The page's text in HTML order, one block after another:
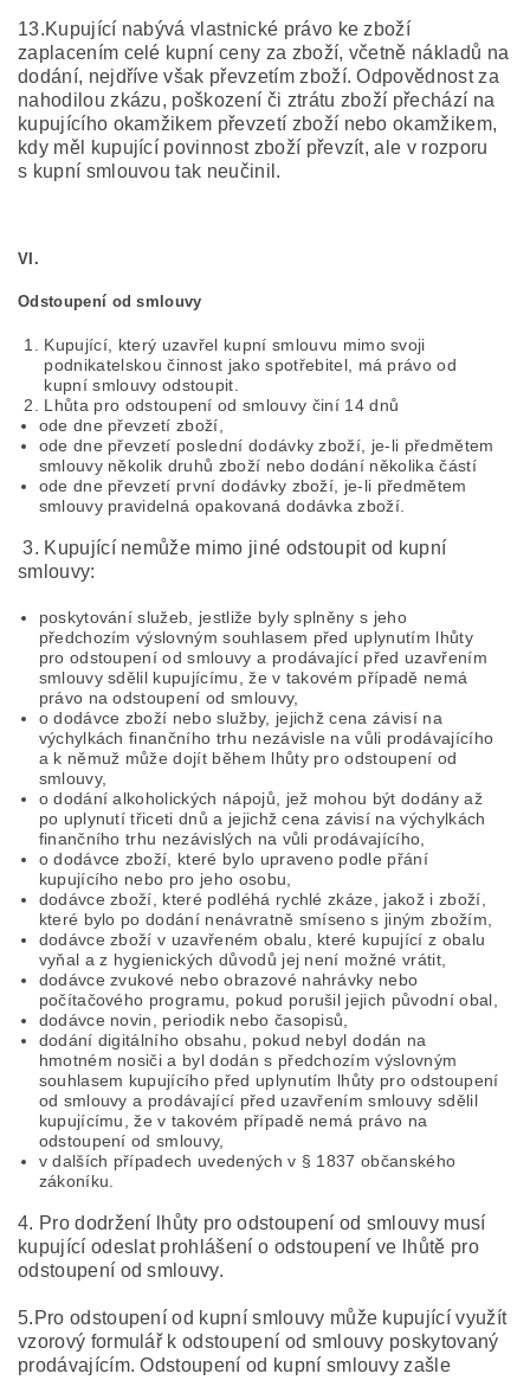
13.Kupující nabývá vlastnické právo ke zboží
zaplacením celé kupní ceny za zboží, včetně nákladů na
dodání, nejdříve však převzetím zboží. Odpovědnost za
nahodilou zkázu, poškození či ztrátu zboží přechází na
kupujícího okamžikem převzetí zboží nebo okamžikem,
kdy měl kupující povinnost zboží převzít, ale v rozporu
s kupní smlouvou tak neučinil.
VI.
Odstoupení od smlouvy
Kupující, který uzavřel kupní smlouvu mimo svoji
podnikatelskou činnost jako spotřebitel, má právo od
kupní smlouvy odstoupit.
Lhůta pro odstoupení od smlouvy činí 14 dnů
ode dne převzetí zboží,
ode dne převzetí poslední dodávky zboží, je-li předmětem
smlouvy několik druhů zboží nebo dodání několika částí
ode dne převzetí první dodávky zboží, je-li předmětem
smlouvy pravidelná opakovaná dodávka zboží.
3. Kupující nemůže mimo jiné odstoupit od kupní
smlouvy:
poskytování služeb, jestliže byly splněny s jeho
předchozím výslovným souhlasem před uplynutím lhůty
pro odstoupení od smlouvy a prodávající před uzavřením
smlouvy sdělil kupujícímu, že v takovém případě nemá
právo na odstoupení od smlouvy,
o dodávce zboží nebo služby, jejichž cena závisí na
výchylkách finančního trhu nezávisle na vůli prodávajícího
a k němuž může dojít během lhůty pro odstoupení od
smlouvy,
o dodání alkoholických nápojů, jež mohou být dodány až
po uplynutí třiceti dnů a jejichž cena závisí na výchylkách
finančního trhu nezávislých na vůli prodávajícího,
o dodávce zboží, které bylo upraveno podle přání
kupujícího nebo pro jeho osobu,
dodávce zboží, které podléhá rychlé zkáze, jakož i zboží,
které bylo po dodání nenávratně smíseno s jiným zbožím,
dodávce zboží v uzavřeném obalu, které kupující z obalu
vyňal a z hygienických důvodů jej není možné vrátit,
dodávce zvukové nebo obrazové nahrávky nebo
počítačového programu, pokud porušil jejich původní obal,
dodávce novin, periodik nebo časopisů,
dodání digitálního obsahu, pokud nebyl dodán na
hmotném nosiči a byl dodán s předchozím výslovným
souhlasem kupujícího před uplynutím lhůty pro odstoupení
od smlouvy a prodávající před uzavřením smlouvy sdělil
kupujícímu, že v takovém případě nemá právo na
odstoupení od smlouvy,
v dalších případech uvedených v § 1837 občanského
zákoníku.
4. Pro dodržení lhůty pro odstoupení od smlouvy musí
kupující odeslat prohlášení o odstoupení ve lhůtě pro
odstoupení od smlouvy.
5.Pro odstoupení od kupní smlouvy může kupující využít
vzorový formulář k odstoupení od smlouvy poskytovaný
prodávajícím. Odstoupení od kupní smlouvy zašle